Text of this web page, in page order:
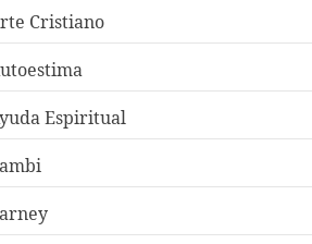
Cristiano
Espiritual